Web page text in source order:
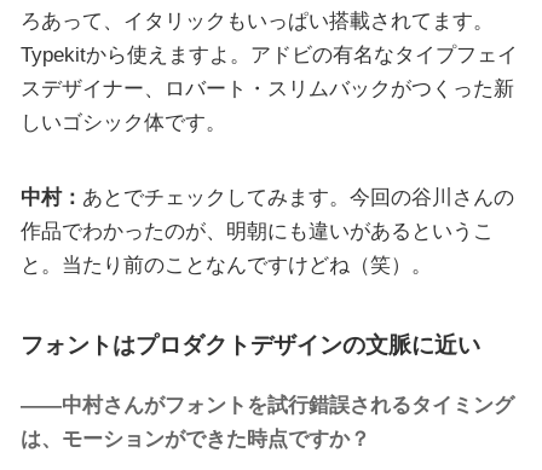
ろあって、イタリックもいっぱい搭載されてます。
Typekitから使えますよ。アドビの有名なタイプフェイ
スデザイナー、ロバート・スリムバックがつくった新
しいゴシック体です。
中村： あとでチェックしてみます。今回の谷川さんの
作品でわかったのが、明朝にも違いがあるというこ
と。当たり前のことなんですけどね（笑）。
フォントはプロダクトデザインの文脈に近い
――中村さんがフォントを試行錯誤されるタイミング
は、モーションができた時点ですか？